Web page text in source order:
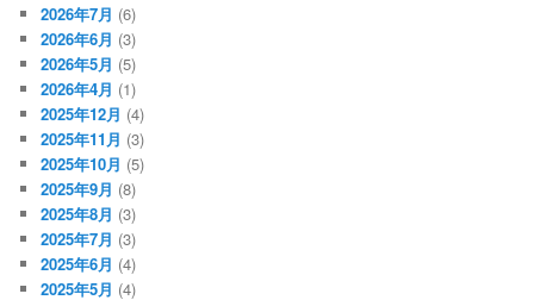
2026年7月 (6)
2026年6月 (3)
2026年5月 (5)
2026年4月 (1)
2025年12月 (4)
2025年11月 (3)
2025年10月 (5)
2025年9月 (8)
2025年8月 (3)
2025年7月 (3)
2025年6月 (4)
2025年5月 (4)